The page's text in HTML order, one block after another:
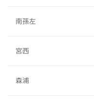
南孫左
宮西
森浦